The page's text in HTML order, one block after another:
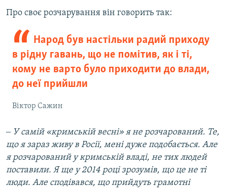
Про своє розчарування він говорить так:
Народ був настільки радий приходу
в рідну гавань, що не помітив, як і ті,
кому не варто було приходити до влади,
до неї прийшли
Віктор Сажин
‒ У самій «кримській весні» я не розчарований. Те,
що я зараз живу в Росії, мені дуже подобається. Але
я розчарований у кримській владі, не тих людей
поставили. Я ще у 2014 році зрозумів, що це не ті
люди. Але сподівався, що прийдуть грамотні